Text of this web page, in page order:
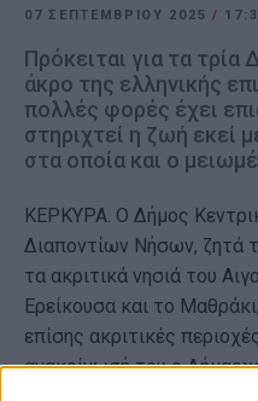
07 ΣΕΠΤΕΜΒΡΊΟΥ 2025 /
Πρόκειται για τα τρία
άκρο της ελληνικής
πολλές φορές έχει
στηριχτεί η ζωή εκεί
στα οποία και ο
ΚΕΡΚΥΡΑ. Ο Δήμος
Διαποντίων Νήσων, ζητά
τα ακριτικά νησιά του
Ερείκουσα και το
επίσης ακριτικές
ανακοίνωσή του ο